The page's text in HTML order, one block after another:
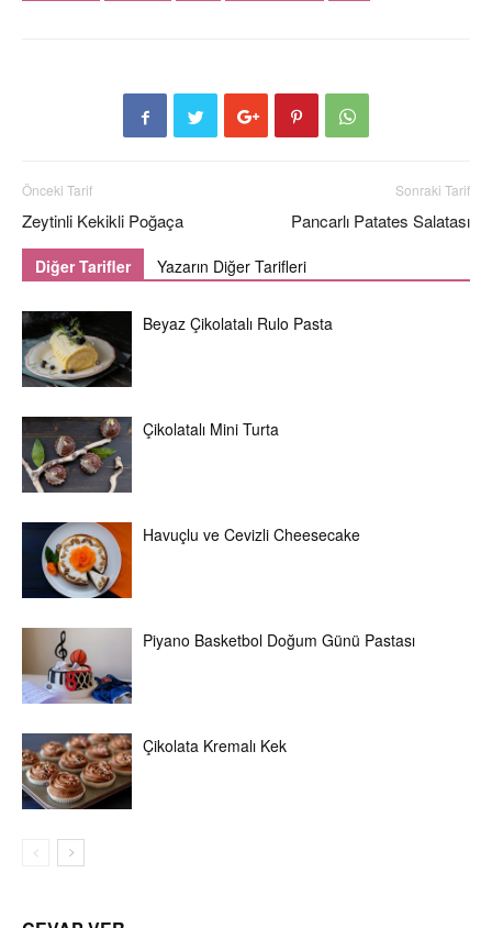
Önceki Tarif
Zeytinli Kekikli Poğaça
Sonraki Tarif
Pancarlı Patates Salatası
Diğer Tarifler Yazarın Diğer Tarifleri
Beyaz Çikolatalı Rulo Pasta
Çikolatalı Mini Turta
Havuçlu ve Cevizli Cheesecake
Piyano Basketbol Doğum Günü Pastası
Çikolata Kremalı Kek